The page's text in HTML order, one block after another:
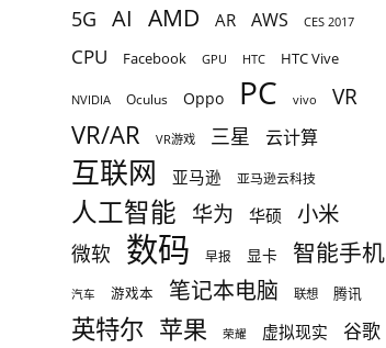
5G AI AMD AR AWS CES 2017
CPU Facebook GPU HTC HTC Vive
NVIDIA Oculus Oppo PC vivo VR
VR/AR VR游戏 三星 云计算
互联网 亚马逊 亚马逊云科技
人工智能 华为 华硕 小米
微软 数码 早报 显卡 智能手机
汽车 游戏本 笔记本电脑 联想 腾讯
英特尔 苹果 荣耀 虚拟现实 谷歌